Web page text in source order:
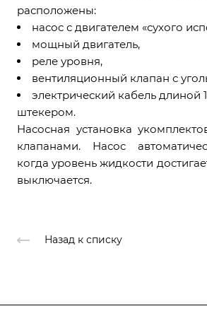
расположены:
насос с двигателем «сухого
мощный двигатель,
реле уровня,
вентиляционный клапан с
электрический кабель длиной
штекером.
Насосная установка
клапанами. Насос
когда уровень жидкости
выключается.
Назад к списку